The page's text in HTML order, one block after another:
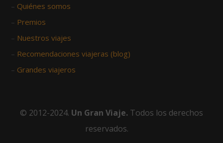
– Quiénes somos
– Premios
– Nuestros viajes
– Recomendaciones viajeras (blog)
– Grandes viajeros
© 2012-2024. Un Gran Viaje. Todos los derechos
reservados.